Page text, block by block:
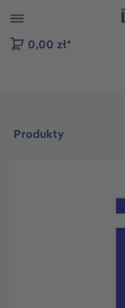
do nawigacji na
0,00 zł*
Produkty
Pomiń galerię